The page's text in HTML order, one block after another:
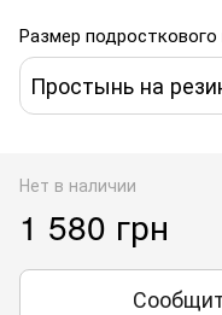
Размер
Нет в наличии
1 580 грн